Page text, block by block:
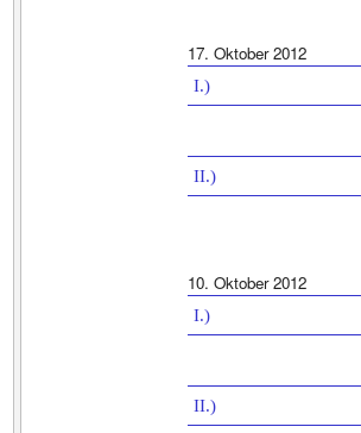
17. Oktober 2012
I.)
II.)
10. Oktober 2012
I.)
II.)